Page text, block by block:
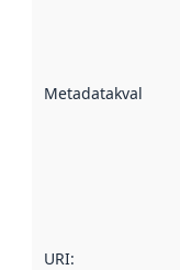
Metadatakvalitet
URI: